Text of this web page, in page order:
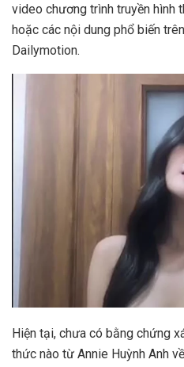
video chương trình truyền hình
hoặc các nội dung phổ biến trên
Dailymotion.
Hiện tại, chưa có bằng chứng
thức nào từ Annie Huỳnh Anh